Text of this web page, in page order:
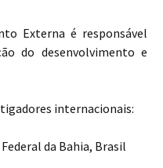
Externa é responsável
do desenvolvimento e
internacionais:
da Bahia, Brasil